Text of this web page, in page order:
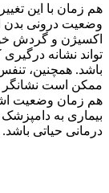
هم‌ زمان با این
وضعیت درونی بدن
اکسیژن و گردش
تواند نشانه
باشد. همچنین،
ممکن است نشانگر
هم‌ زمان وضعیت
بیماری به
درمانی حیاتی باشد.